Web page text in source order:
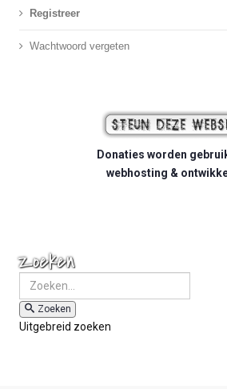
Registreer
Wachtwoord vergeten
Donaties worden
webhosting &
Zoeken
Zoeken
Uitgebreid zoeken